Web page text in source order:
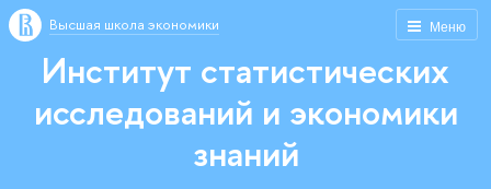
Меню
Высшая школа экономики
Институт статистических
исследований и экономики
знаний